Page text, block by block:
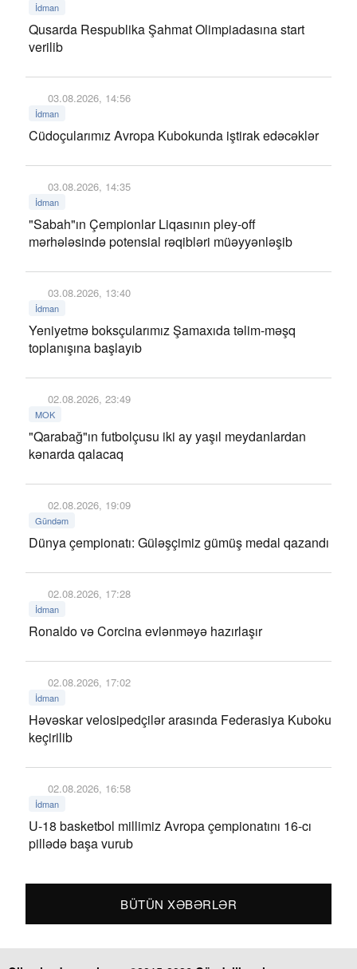
İdman
Qusarda Respublika Şahmat Olimpiadasına start
verilib
03.08.2026, 14:56
İdman
Cüdoçularımız Avropa Kubokunda iştirak edəcəklər
03.08.2026, 14:35
İdman
"Sabah"ın Çempionlar Liqasının pley-off
mərhələsində potensial rəqibləri müəyyənləşib
03.08.2026, 13:40
İdman
Yeniyetmə boksçularımız Şamaxıda təlim-məşq
toplanışına başlayıb
02.08.2026, 23:49
MOK
"Qarabağ"ın futbolçusu iki ay yaşıl meydanlardan
kənarda qalacaq
02.08.2026, 19:09
Gündəm
Dünya çempionatı: Güləşçimiz gümüş medal qazandı
02.08.2026, 17:28
İdman
Ronaldo və Corcina evlənməyə hazırlaşır
02.08.2026, 17:02
İdman
Həvəskar velosipedçilər arasında Federasiya Kuboku
keçirilib
02.08.2026, 16:58
İdman
U-18 basketbol millimiz Avropa çempionatını 16-cı
pillədə başa vurub
BÜTÜN XƏBƏRLƏR